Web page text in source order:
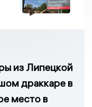
из Липецкой
драккаре в
место в